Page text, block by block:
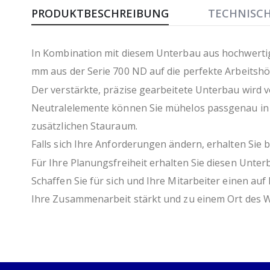
der
Bildergalerie
PRODUKTBESCHREIBUNG
In Kombination mit diesem Unterbau aus
mm aus der Serie 700 ND auf die perfekte
Der verstärkte, präzise gearbeitete Unterbau wird
Neutralelemente können Sie mühelos passgenau
zusätzlichen Stauraum.
Falls sich Ihre Anforderungen ändern, erhalten Sie
Für Ihre Planungsfreiheit erhalten Sie diesen
Schaffen Sie für sich und Ihre Mitarbeiter einen
Ihre Zusammenarbeit stärkt und zu einem Ort des